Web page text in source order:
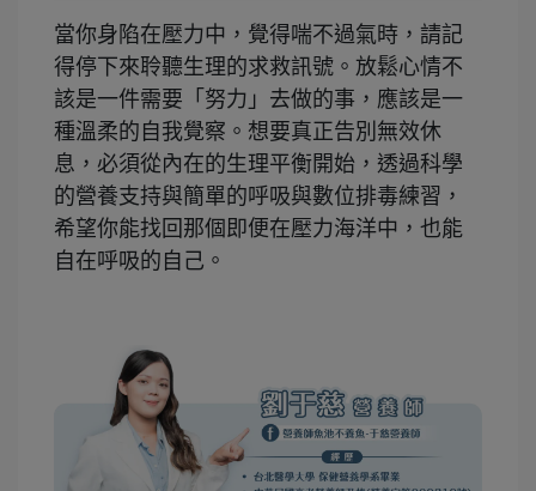
當你身陷在壓力中，覺得喘不過氣時，請記
得停下來聆聽生理的求救訊號。放鬆心情不
該是一件需要「努力」去做的事，應該是一
種溫柔的自我覺察。想要真正告別無效休
息，必須從內在的生理平衡開始，透過科學
的營養支持與簡單的呼吸與數位排毒練習，
希望你能找回那個即便在壓力海洋中，也能
自在呼吸的自己。